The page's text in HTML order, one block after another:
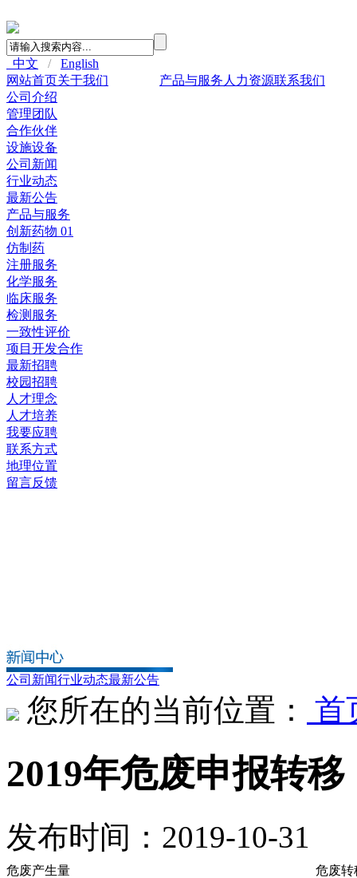
中文 /
English
网站首页关于我们 产品与服务 人力资源联系我们
公司介绍
管理团队
合作伙伴
设施设备
公司新闻
行业动态
最新公告
产品与服务
创新药物 01
仿制药
注册服务
化学服务
临床服务
检测服务
一致性评价
项目开发合作
最新招聘
校园招聘
人才理念
人才培养
我要应聘
联系方式
地理位置
留言反馈
公司新闻行业动态最新公告
您所在的当前位置： 首
2019年危废申报转
发布时间：2019-10-31
危废产生量
危废转